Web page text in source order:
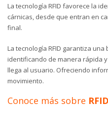
La tecnología RFID favorece la
cárnicas, desde que entran en
final.
La tecnología RFID garantiza
identificando de manera rápida
llega al usuario. Ofreciendo
movimiento.
Conoce más sobre